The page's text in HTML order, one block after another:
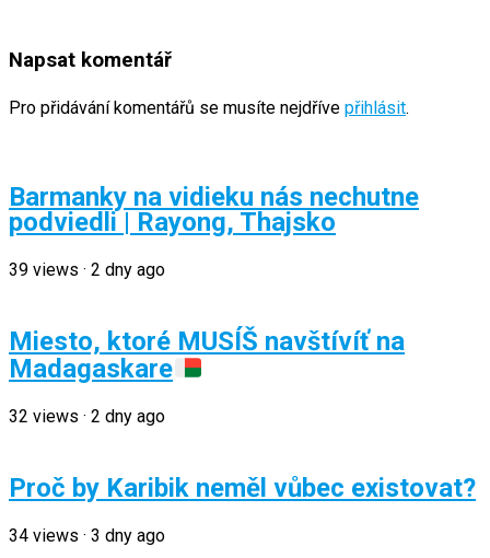
Napsat komentář
Pro přidávání komentářů se musíte nejdříve přihlásit.
Barmanky na vidieku nás nechutne
podviedli | Rayong, Thajsko
39 views · 2 dny ago
Miesto, ktoré MUSÍŠ navštívíť na
Madagaskare
32 views · 2 dny ago
Proč by Karibik neměl vůbec existovat?
34 views · 3 dny ago